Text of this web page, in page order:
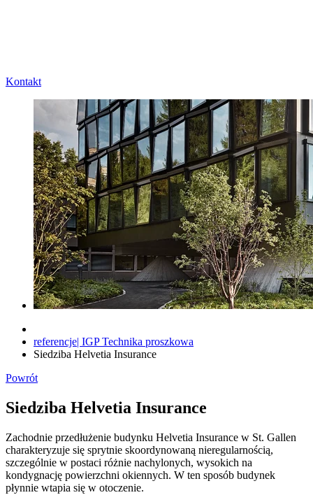
Kontakt
referencje| IGP Technika proszkowa
Siedziba Helvetia Insurance
Powrót
Siedziba Helvetia Insurance
Zachodnie przedłużenie budynku Helvetia Insurance w St. Gallen
charakteryzuje się sprytnie skoordynowaną nieregularnością,
szczególnie w postaci różnie nachylonych, wysokich na
kondygnację powierzchni okiennych. W ten sposób budynek
płynnie wtapia się w otoczenie.